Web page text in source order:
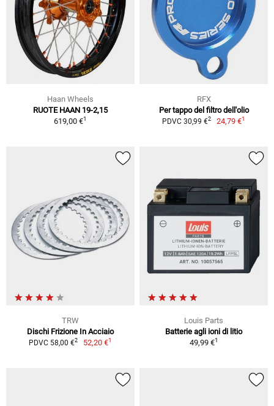
Haan Wheels
RUOTE HAAN 19-2,15
619,00 €1
RFX
Per tappo del filtro dell'olio
PDVC 30,99 €2 24,79 €1
TRW
Dischi Frizione In Acciaio
PDVC 58,00 €2 52,20 €1
Louis Parts
Batterie agli ioni di litio
49,99 €1